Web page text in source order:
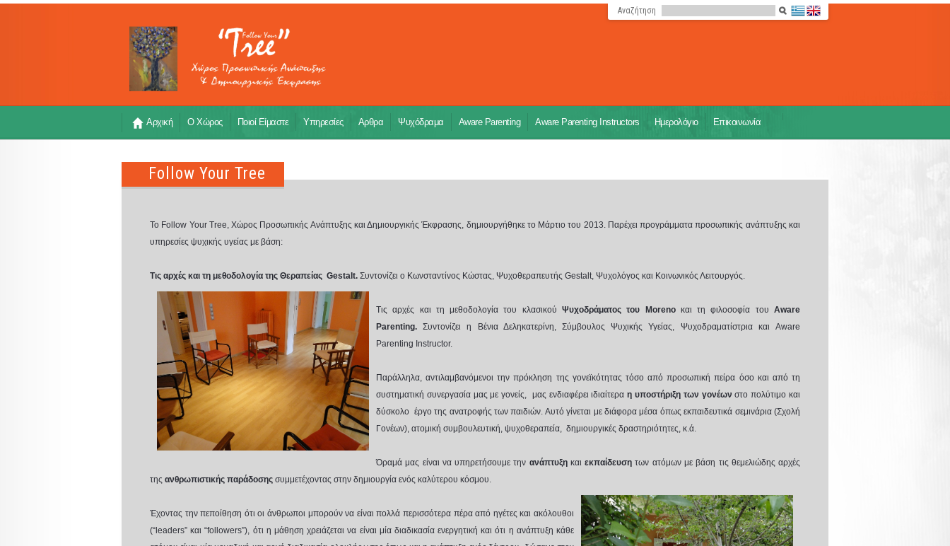
Αναζήτηση
Αρχική Ο Χώρος Ποιοί Είμαστε Υπηρεσίες Αρθρα Ψυχόδραμα Aware Parenting Aware Parenting Instructors Ημερολόγιο Επικοινωνία
Follow Your Tree
Το Follow Your Tree, Χώρος Προσωπικής Ανάπτυξης και Δημιουργικής Έκφρασης, δημιουργήθηκε το Μάρτιο του 2013. Παρέχει προγράμματα προσωπικής ανάπτυξης και
υπηρεσίες ψυχικής υγείας με βάση:
Τις αρχές και τη μεθοδολογία της Θεραπείας Gestalt. Συντονίζει ο Κωνσταντίνος Κώστας, Ψυχοθεραπευτής Gestalt, Ψυχολόγος και Κοινωνικός Λειτουργός.
Τις αρχές και τη μεθοδολογία του κλασικού Ψυχοδράματος του Moreno και τη φιλοσοφία του Aware
Parenting.Συντονίζει η Βένια Δεληκατερίνη, Σύμβουλος Ψυχικής Υγείας, Ψυχοδραματίστρια και Aware
Parenting Instructor.
Παράλληλα, αντιλαμβανόμενοι την πρόκληση της γονεϊκότητας τόσο από προσωπική πείρα όσο και από τη
συστηματική συνεργασία μας με γονείς, μας ενδιαφέρει ιδιαίτεραη υποστήριξη των γονέων στο πολύτιμο και
δύσκολο έργο της ανατροφής των παιδιών. Αυτό γίνεται με διάφορα μέσα όπως εκπαιδευτικά σεμινάρια (Σχολή
Γονέων), ατομική συμβουλευτική, ψυχοθεραπεία, δημιουργικές δραστηριότητες, κ.ά.
Όραμά μας είναι να υπηρετήσουμε την ανάπτυξη καιεκπαίδευση των ατόμων με βάση τις θεμελιώδης αρχές
της ανθρωπιστικής παράδοσης συμμετέχοντας στην δημιουργία ενός καλύτερου κόσμου.
Έχοντας την πεποίθηση ότι οι άνθρωποι μπορούν να είναι πολλά περισσότερα πέρα από ηγέτες και ακόλουθοι
(“leaders” και “followers”), ότι η μάθηση χρειάζεται να είναι μία διαδικασία ενεργητική και ότι η ανάπτυξη κάθε